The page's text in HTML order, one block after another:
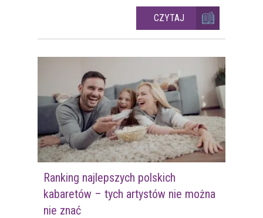
CZYTAJ
Ranking najlepszych polskich
kabaretów – tych artystów nie można
nie znać